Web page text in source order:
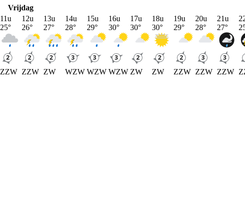
Vrijdag
11u
25°
ZZW
12u
26°
ZZW
13u
27°
ZW
14u
28°
WZW
15u
29°
WZW
16u
30°
WZW
17u
30°
ZW
18u
30°
ZW
19u
29°
ZZW
20u
28°
ZZW
21u
27°
ZZW